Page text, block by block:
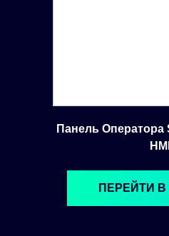
Панель Оператора
HMI
ПЕРЕЙТИ В